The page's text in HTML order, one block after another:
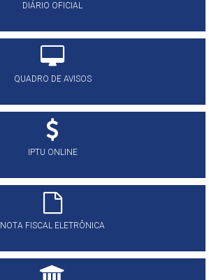
DIÁRIO OFICIAL
QUADRO DE AVISOS
IPTU ONLINE
NOTA FISCAL ELETRÔNICA